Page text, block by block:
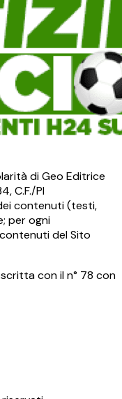
di Geo Editrice
C.F./PI
contenuti (testi,
per ogni
del Sito
con il n° 78 con